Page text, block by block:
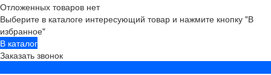
Отложенных товаров нет
Выберите в каталоге интересующий товар и нажмите кнопку "В
избранное"
В каталог
Заказать звонок